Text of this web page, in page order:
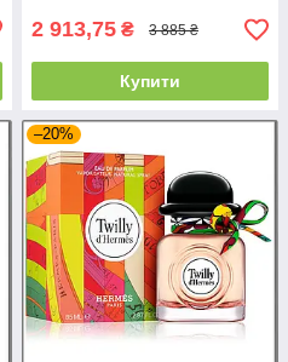
2 913,75 ₴ 3 885 ₴
Купити
–20%